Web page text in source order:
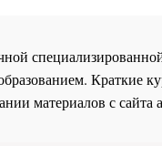
Краткие
материалов с сайта